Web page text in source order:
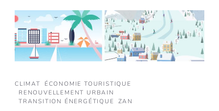
CLIMAT
ÉCONOMIE TOURISTIQUE
RENOUVELLEMENT URBAIN
TRANSITION ÉNERGÉTIQUE
ZAN